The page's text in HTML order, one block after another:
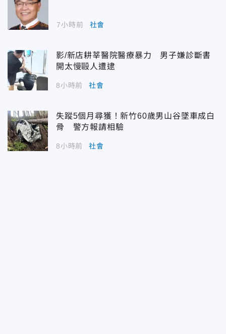
7小時前 社會
影/新店耕莘醫院醫療暴力 男子嫌診斷書
開太慢毆人遭逮
8小時前 社會
失蹤5個月尋獲！新竹60歲男山谷墜車成白
骨 警方報請相驗
8小時前 社會